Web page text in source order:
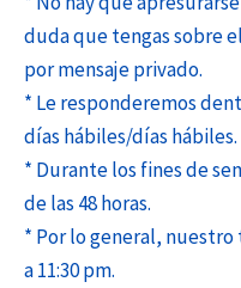
duda que tengas sobre
por mensaje privado.
* Le responderemos
días hábiles/días hábiles.
* Durante los fines de
de las 48 horas.
* Por lo general, nuestro
a 11:30 pm.